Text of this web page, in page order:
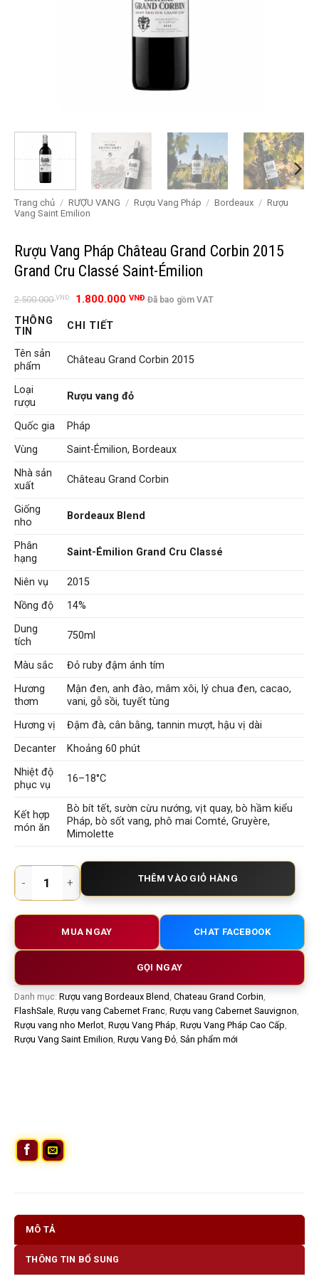
Trang chủ / RƯỢU VANG / Rượu Vang Pháp / Bordeaux / Rượu
Vang Saint Emilion
Rượu Vang Pháp Château Grand Corbin 2015
Grand Cru Classé Saint-Émilion
2.500.000VNĐ
Giá
là:
2.500.000 VNĐ.
1.800.000 VNĐGiá
Đã bao gồm VAT
THÔNG
TIN
CHI TIẾT
Tên sản
phẩm
Château Grand Corbin 2015
Loại
rượu
Rượu vang đỏ
Quốc gia
Pháp
Vùng
Saint-Émilion, Bordeaux
Nhà sản
xuất
Château Grand Corbin
Giống
nho
Bordeaux Blend
Phân
hạng
Saint-Émilion Grand Cru Classé
Niên vụ
2015
Nồng độ
14%
Dung
tích
750ml
Màu sắc
Đỏ ruby đậm ánh tím
Hương
thơm
Mận đen, anh đào, mâm xôi, lý chua đen, cacao,
vani, gỗ sồi, tuyết tùng
Hương vị
Đậm đà, cân bằng, tannin mượt, hậu vị dài
Decanter
Khoảng 60 phút
Nhiệt độ
phục vụ
16–18°C
Kết hợp
món ăn
Bò bít tết, sườn cừu nướng, vịt quay, bò hầm kiểu
Pháp, bò sốt vang, phô mai Comté, Gruyère,
Mimolette
Rượu Vang Pháp Château Grand Corbin 2015 Grand Cru
THÊM VÀO GIỎ HÀNG
MUA NGAY CHAT FACEBOOK
GỌI NGAY
Danh mục: Rượu vang Bordeaux Blend Chateau Grand Corbin
FlashSale Rượu vang Cabernet Franc Rượu vang Cabernet Sauvignon
Rượu vang nho Merlot Rượu Vang Pháp Rượu Vang Pháp Cao Cấp
Rượu Vang Saint Emilion Rượu Vang Đỏ Sản phẩm mới
MÔ TẢ
THÔNG TIN BỔ SUNG